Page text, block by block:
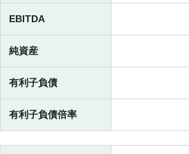
EBITDA
純資産
有利子負債
有利子負債倍率